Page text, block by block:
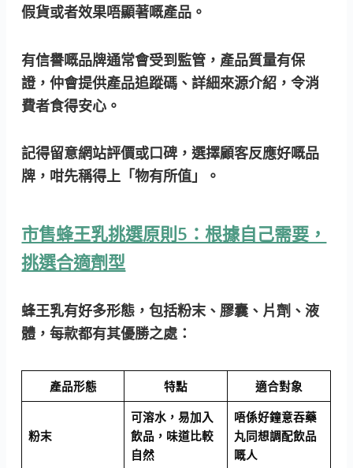
假貨或者效果唔顯著嘅產品。
有信譽嘅品牌通常會受到監管，產品質量有保
證，仲會提供產品追蹤碼、詳細來源介紹，令消
費者食得安心。
記得留意網站評價或口碑，選擇顧客反應好嘅品
牌，咁先稱得上「物有所值」。
市售蜂王乳挑選原則5：根據自己需要，
挑選合適劑型
蜂王乳有好多形態，包括粉末、膠囊、片劑、液
體，每款都有其優勝之處：
產品形態 特點 適合對象
粉末
可溶水，易加入
飲品，味道比較
自然
唔係好鐘意吞藥
丸同想調配飲品
嘅人